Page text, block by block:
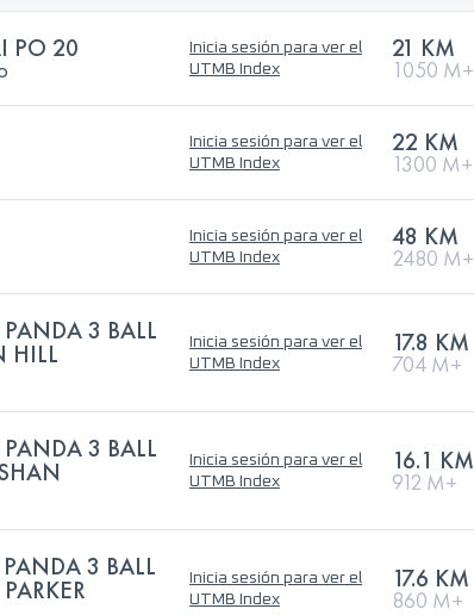
PO 20
Inicia sesión para ver el
UTMB Index
21 KM
1050 M+
Inicia sesión para ver el
UTMB Index
22 KM
1300 M+
Inicia sesión para ver el
UTMB Index
48 KM
2480 M+
3 BALL
HILL
Inicia sesión para ver el
UTMB Index
17.8 KM
704 M+
3 BALL
Inicia sesión para ver el
UTMB Index
16.1 KM
912 M+
3 BALL
Inicia sesión para ver el
UTMB Index
17.6 KM
860 M+